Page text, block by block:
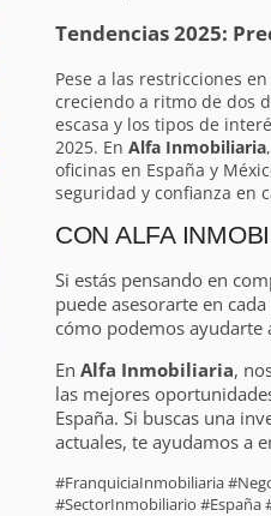
Tendencias 2025:
Pese a las restricciones
creciendo a ritmo de dos
escasa y los tipos de
2025. En Alfa Inmobiliaria
oficinas en España y
seguridad y confianza en
CON ALFA
Si estás pensando en
puede asesorarte en
cómo podemos ayudarte
En Alfa Inmobiliaria,
las mejores
España. Si buscas una
actuales, te ayudamos a
#FranquiciaInmobiliaria
#SectorInmobiliario